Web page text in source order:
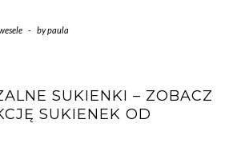
- bypaula
SUKIENKI – ZOBACZ
SUKIENEK OD